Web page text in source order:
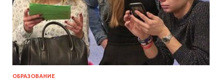
ОБРАЗОВАНИЕ